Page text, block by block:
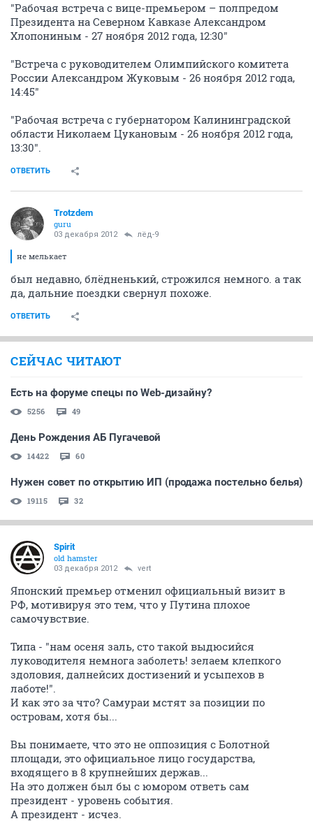
"Рабочая встреча с вице-премьером – полпредом
Президента на Северном Кавказе Александром
Хлопониным - 27 ноября 2012 года, 12:30"
"Встреча с руководителем Олимпийского комитета
России Александром Жуковым - 26 ноября 2012 года,
14:45"
"Рабочая встреча с губернатором Калининградской
области Николаем Цукановым - 26 ноября 2012 года,
13:30".
ОТВЕТИТЬ
Trotzdem
guru
03 декабря 2012 лёд-9
не мелькает
был недавно, блёдненький, строжился немного. а так
да, дальние поездки свернул похоже.
ОТВЕТИТЬ
СЕЙЧАС ЧИТАЮТ
Есть на форуме спецы по Web-дизайну?
5256 49
День Рождения АБ Пугачевой
14422 60
Нужен совет по открытию ИП (продажа постельно белья)
19115 32
Spirit
old hamster
03 декабря 2012 vert
Японский премьер отменил официальный визит в
РФ, мотивируя это тем, что у Путина плохое
самочувствие.
Типа - "нам осеня заль, сто такой выдюсийся
луководителя немнога заболеть! зелаем клепкого
здоловия, далнейсих достизений и усыпехов в
лаботе!".
И как это за что? Самураи мстят за позиции по
островам, хотя бы...
Вы понимаете, что это не оппозиция с Болотной
площади, это официальное лицо государства,
входящего в 8 крупнейших держав...
На это должен был бы с юмором ответь сам
президент - уровень события.
А президент - исчез.